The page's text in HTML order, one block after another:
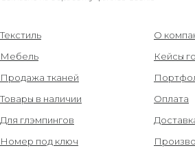
Текстиль
Мебель
Продажа тканей
Товары в наличии
Для глэмпингов
Номер под ключ
О
Кейсы
Оплата